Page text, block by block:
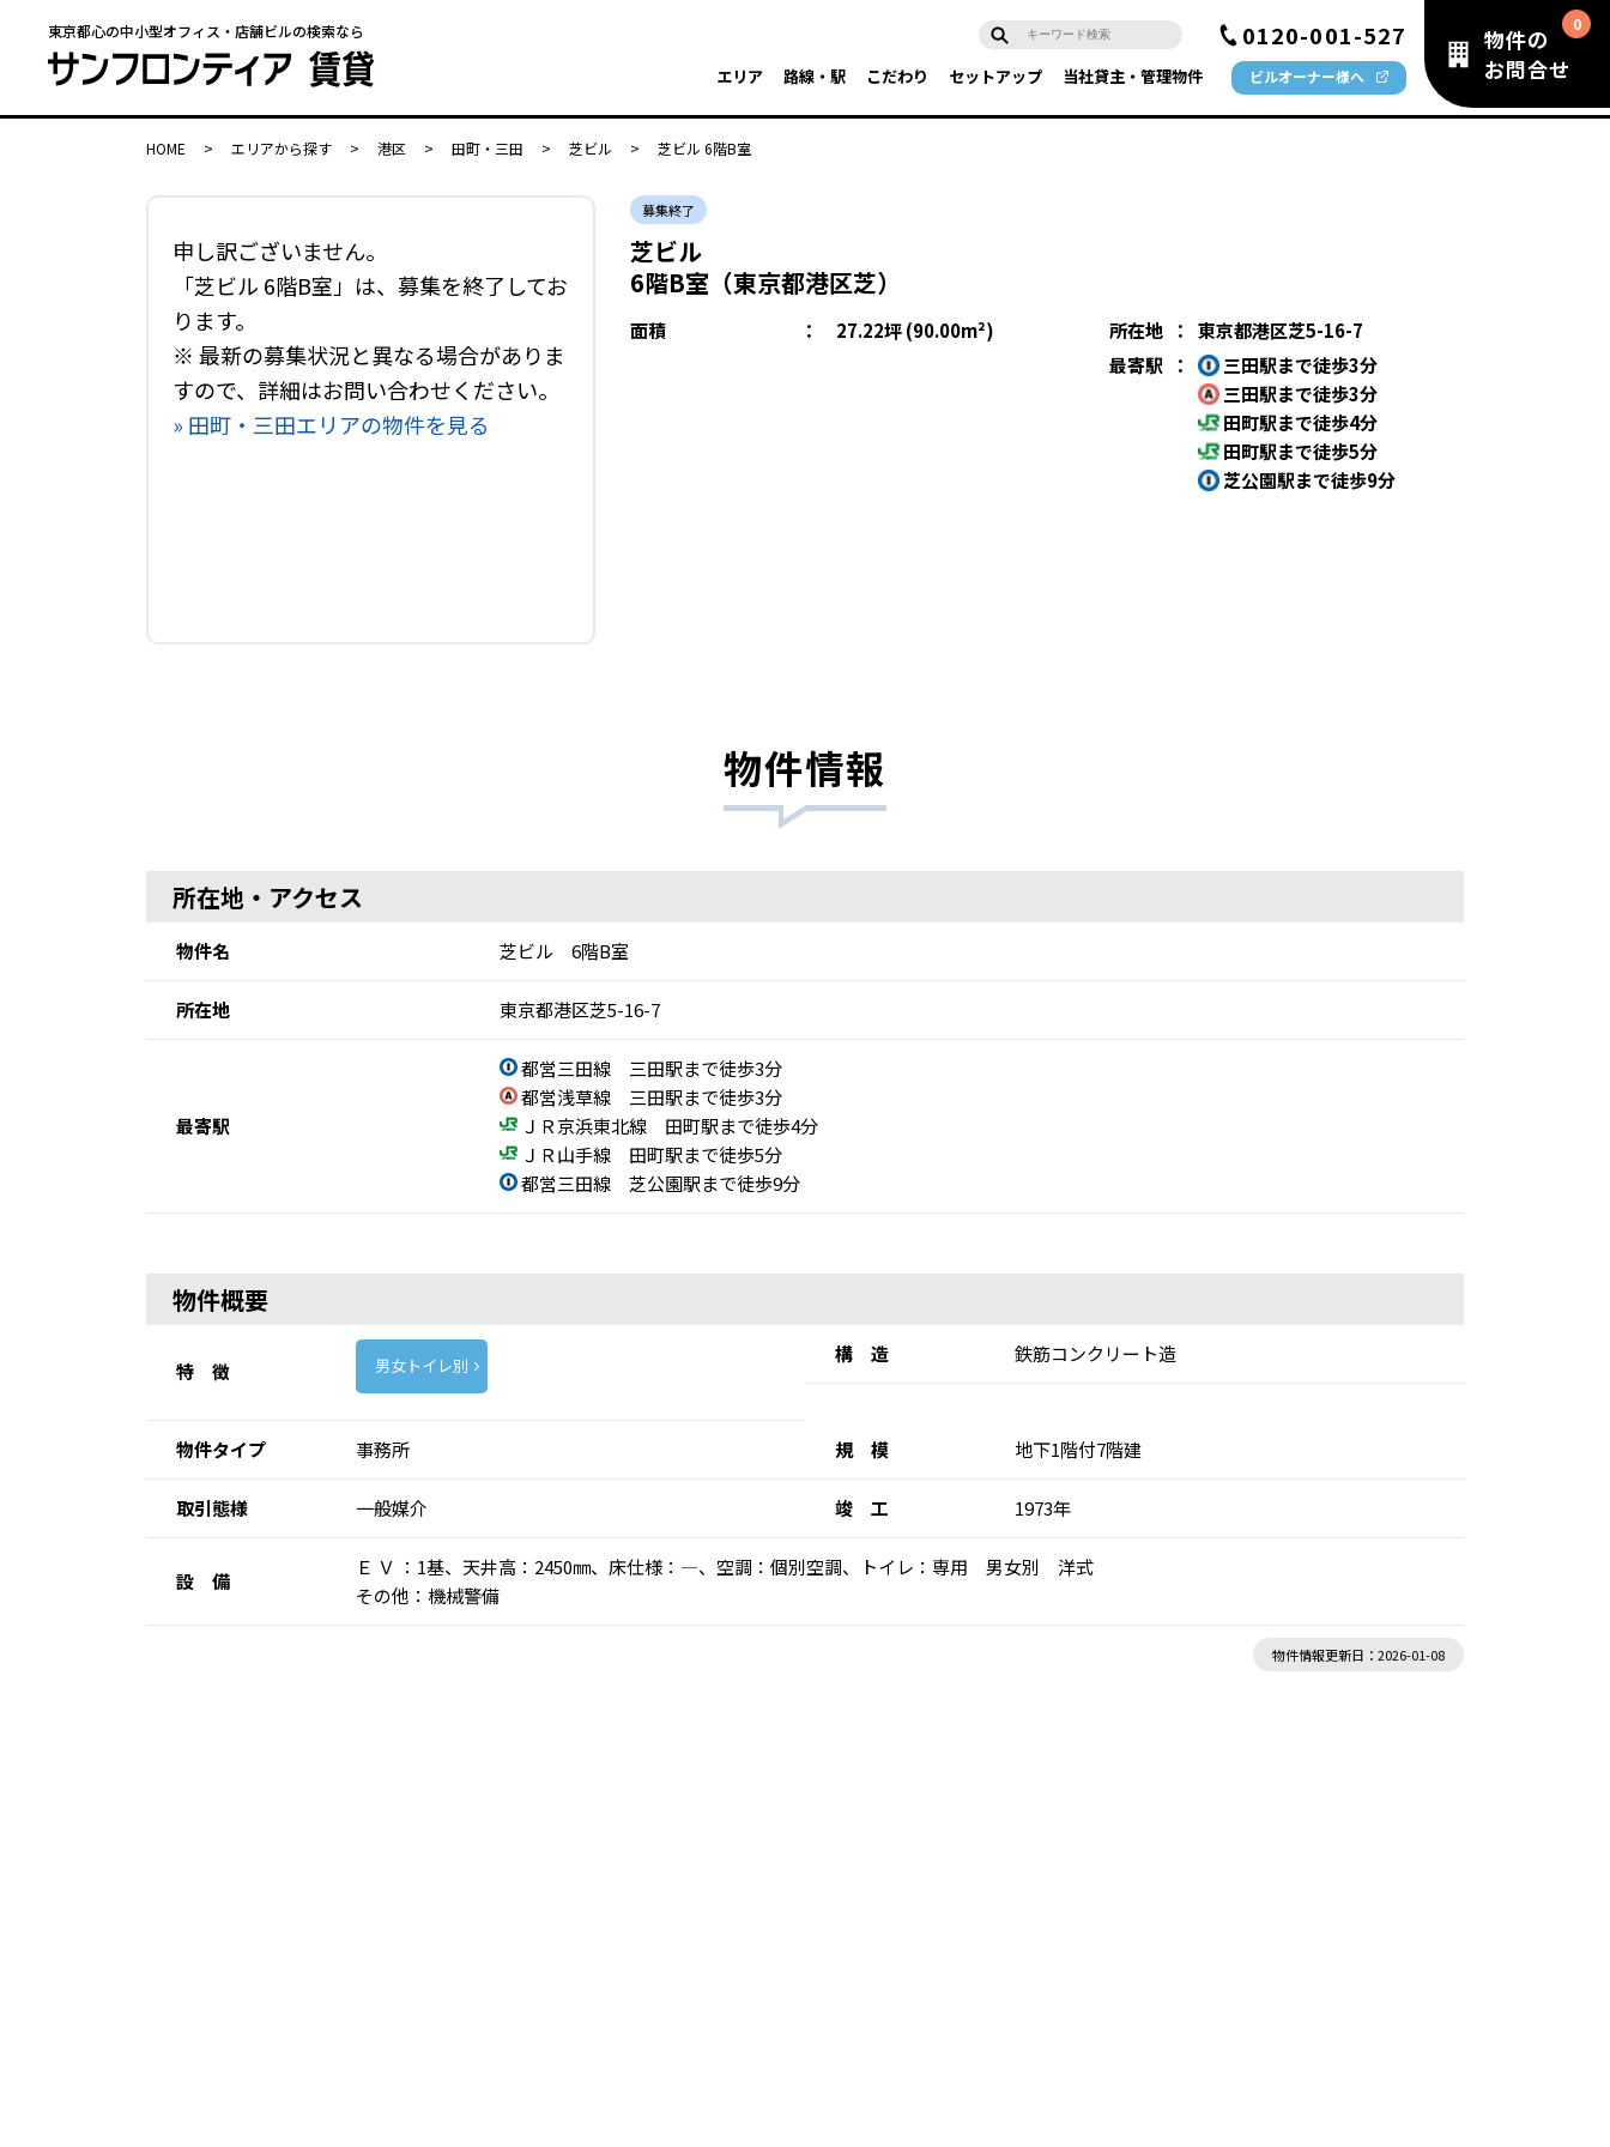
東京都心の中小型オフィス・店舗ビルの検索なら 0120-001-527
エリア 路線・駅 こだわり セットアップ 当社貸主・管理物件 ビルオーナー様へ
物件の
お問合せ
HOME > エリアから探す > 港区 > 田町・三田 > 芝ビル > 芝ビル 6階B室
申し訳ございません。
「芝ビル 6階B室」は、募集を終了してお
ります。
※ 最新の募集状況と異なる場合がありま
すので、詳細はお問い合わせください。
» 田町・三田エリアの物件を見る
募集終了
芝ビル
6階B室（東京都港区芝）
面積 ： 27.22坪 (90.00m²) 所在地 ：
東京都港区芝5-16-7
最寄駅
：
三田駅まで徒歩3分
三田駅まで徒歩3分
田町駅まで徒歩4分
田町駅まで徒歩5分
芝公園駅まで徒歩9分
物件情報
所在地・アクセス
物件名 芝ビル 6階B室
所在地 東京都港区芝5-16-7
最寄駅
都営三田線 三田駅まで徒歩3分
都営浅草線 三田駅まで徒歩3分
ＪＲ京浜東北線 田町駅まで徒歩4分
ＪＲ山手線 田町駅まで徒歩5分
都営三田線 芝公園駅まで徒歩9分
物件概要
特 徴 男女トイレ別 構 造 鉄筋コンクリート造
物件タイプ 事務所 規 模 地下1階付7階建
取引態様 一般媒介 竣 工 1973年
設 備
Ｅ Ｖ ：1基、天井高：2450㎜、床仕様：―、空調：個別空調、トイレ：専用 男女別 洋式
その他：機械警備
物件情報更新日：2026-01-08